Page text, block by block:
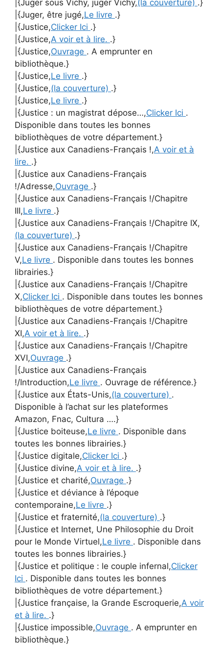
|{Juger sous Vichy, juger Vichy,(la couverture) .}
|{Juger, être jugé,Le livre .}
|{Justice,Clicker Ici .}
|{Justice,A voir et à lire. .}
|{Justice,Ouvrage . A emprunter en
bibliothèque.}
|{Justice,Le livre .}
|{Justice,(la couverture) .}
|{Justice,Le livre .}
|{Justice : un magistrat dépose…,Clicker Ici .
Disponible dans toutes les bonnes
bibliothèques de votre département.}
|{Justice aux Canadiens-Français !,A voir et à
lire. .}
|{Justice aux Canadiens-Français
!/Adresse,Ouvrage .}
|{Justice aux Canadiens-Français !/Chapitre
III,Le livre .}
|{Justice aux Canadiens-Français !/Chapitre IX,
(la couverture) .}
|{Justice aux Canadiens-Français !/Chapitre
V,Le livre . Disponible dans toutes les bonnes
librairies.}
|{Justice aux Canadiens-Français !/Chapitre
X,Clicker Ici . Disponible dans toutes les bonnes
bibliothèques de votre département.}
|{Justice aux Canadiens-Français !/Chapitre
XI,A voir et à lire. .}
|{Justice aux Canadiens-Français !/Chapitre
XVI,Ouvrage .}
|{Justice aux Canadiens-Français
!/Introduction,Le livre . Ouvrage de référence.}
|{Justice aux États-Unis,(la couverture) .
Disponible à l’achat sur les plateformes
Amazon, Fnac, Cultura ….}
|{Justice boiteuse,Le livre . Disponible dans
toutes les bonnes librairies.}
|{Justice digitale,Clicker Ici .}
|{Justice divine,A voir et à lire. .}
|{Justice et charité,Ouvrage .}
|{Justice et déviance à l’époque
contemporaine,Le livre .}
|{Justice et fraternité,(la couverture) .}
|{Justice et Internet, Une Philosophie du Droit
pour le Monde Virtuel,Le livre . Disponible dans
toutes les bonnes librairies.}
|{Justice et politique : le couple infernal,Clicker
Ici . Disponible dans toutes les bonnes
bibliothèques de votre département.}
|{Justice française, la Grande Escroquerie,A voir
et à lire. .}
|{Justice impossible,Ouvrage . A emprunter en
bibliothèque.}